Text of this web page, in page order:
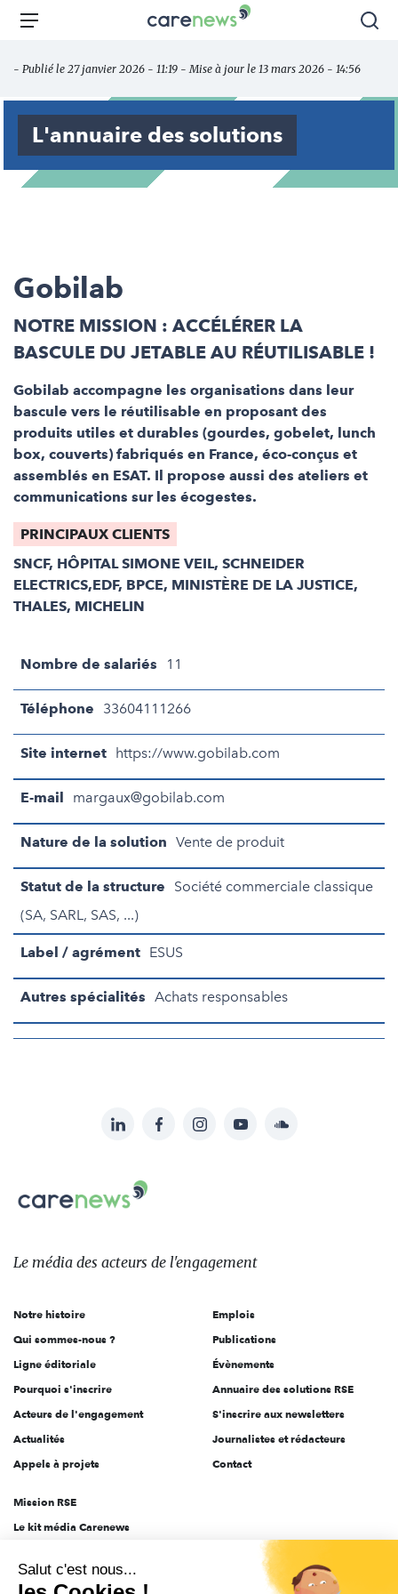
Aller
principal
Carenews,
des
acteurs
l'engagement
Menu
- Publié le 27 janvier 2026 - 11:19 - Mise à jour le 13 mars 2026 - 14:56
L'annuaire des solutions
Gobilab
NOTRE MISSION : ACCÉLÉRER LA
BASCULE DU JETABLE AU RÉUTILISABLE !
Gobilab accompagne les organisations dans leur
bascule vers le réutilisable en proposant des
produits utiles et durables (gourdes, gobelet, lunch
box, couverts) fabriqués en France, éco-conçus et
assemblés en ESAT. Il propose aussi des ateliers et
communications sur les écogestes.
PRINCIPAUX CLIENTS
SNCF, HÔPITAL SIMONE VEIL, SCHNEIDER
ELECTRICS,EDF, BPCE, MINISTÈRE DE LA JUSTICE,
THALES, MICHELIN
Nombre de salariés 11
Téléphone 33604111266
Site internet https://www.gobilab.com
E-mail margaux@gobilab.com
Nature de la solution Vente de produit
Statut de la structure
Société commerciale classique
(SA, SARL, SAS, ...)
Label / agrément ESUS
Autres spécialités Achats responsables
sur:
LinkedInFacebookInstagramYouTubeSoundcloud
Carenews,
Le
des
l'engagement
Le média des acteurs de l'engagement
Notre histoire
Qui sommes-nous ?
Ligne éditoriale
Pourquoi s'inscrire
Acteurs de l'engagement
Actualités
Appels à projets
Emplois
Publications
Évènements
Annuaire des solutions RSE
S'inscrire aux newsletters
Journalistes et rédacteurs
Contact
Mission RSE
Le kit média Carenews
AEF info
Salut c'est nous...